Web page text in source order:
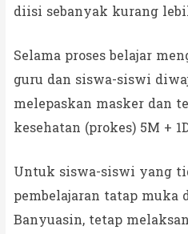
diisi sebanyak kurang
Selama proses belajar
guru dan siswa-siswi
melepaskan masker dan
kesehatan (prokes) 5M +
Untuk siswa-siswi yang
pembelajaran tatap muka
Banyuasin, tetap